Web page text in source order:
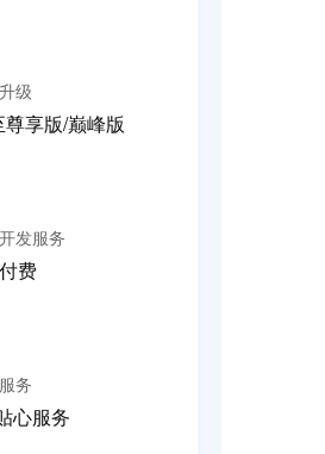
级
尊享版/巅峰版
发服务
费
务
心服务